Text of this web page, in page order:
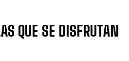
QUE SE DISFRUTAN